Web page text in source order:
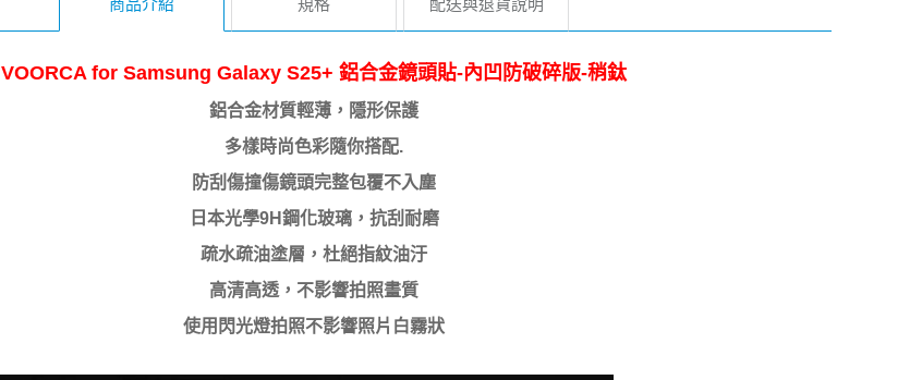
VOORCA for Samsung Galaxy S25+ 鋁合金鏡頭貼-內凹防破碎版-稍鈦
鋁合金材質輕薄，隱形保護
多樣時尚色彩隨你搭配.
防刮傷撞傷鏡頭完整包覆不入塵
日本光學9H鋼化玻璃，抗刮耐磨
疏水疏油塗層，杜絕指紋油汙
高清高透，不影響拍照畫質
使用閃光燈拍照不影響照片白霧狀